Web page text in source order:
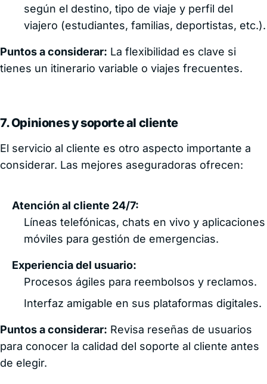
según el destino, tipo de viaje y perfil del
viajero (estudiantes, familias, deportistas, etc.).
Puntos a considerar: La flexibilidad es clave si
tienes un itinerario variable o viajes frecuentes.
7. Opiniones y soporte al cliente
El servicio al cliente es otro aspecto importante a
considerar. Las mejores aseguradoras ofrecen:
Atención al cliente 24/7:
Líneas telefónicas, chats en vivo y aplicaciones
móviles para gestión de emergencias.
Experiencia del usuario:
Procesos ágiles para reembolsos y reclamos.
Interfaz amigable en sus plataformas digitales.
Puntos a considerar: Revisa reseñas de usuarios
para conocer la calidad del soporte al cliente antes
de elegir.